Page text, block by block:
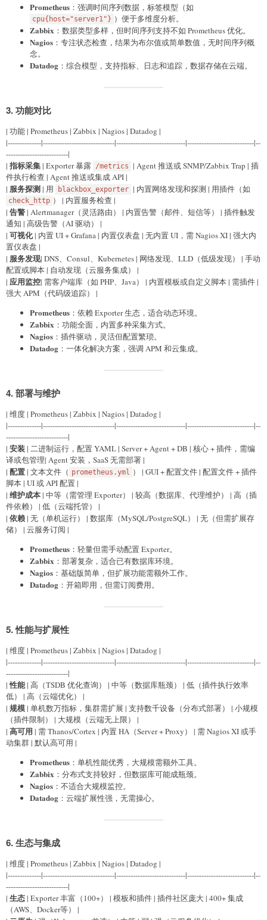
Prometheus ：强调时间序列数据，标签模型（如
cpu{host="server1"} ）便于多维度分析。
Zabbix ：数据类型多样，但时间序列支持不如 Prometheus 优化。
Nagios ：专注状态检查，结果为布尔值或简单数值，无时间序列概
念。
Datadog ：综合模型，支持指标、日志和追踪，数据存储在云端。
3.功能对比
| 功能 | Prometheus | Zabbix | Nagios | Datadog |
|--------------|------------------------------|-----------------------------|----------------------------|--
--------------------------|
| 指标采集| Exporter 暴露 /metrics | Agent 推送或 SNMP/Zabbix Trap | 插
件执行检查 | Agent 推送或集成 API |
| 服务探测| 用 blackbox_exporter | 内置网络发现和探测 | 用插件（如
check_http ） | 内置服务检查 |
| 告警| Alertmanager（灵活路由） | 内置告警（邮件、短信等） | 插件触发
通知 | 高级告警（AI 驱动） |
| 可视化| 内置 UI + Grafana | 内置仪表盘 | 无内置 UI，需 Nagios XI | 强大内
置仪表盘 |
| 服务发现| DNS、Consul、Kubernetes | 网络发现、LLD（低级发现） | 手动
配置或脚本 | 自动发现（云服务集成） |
| 应用监控| 需客户端库（如 PHP、Java） | 内置模板或自定义脚本 | 需插件 |
强大 APM（代码级追踪） |
Prometheus ：依赖 Exporter 生态，适合动态环境。
Zabbix ：功能全面，内置多种采集方式。
Nagios ：插件驱动，灵活但配置繁琐。
Datadog ：一体化解决方案，强调 APM 和云集成。
4.部署与维护
| 维度 | Prometheus | Zabbix | Nagios | Datadog |
|--------------|------------------------------|-----------------------------|----------------------------|--
--------------------------|
| 安装| 二进制运行，配置 YAML | Server + Agent + DB | 核心 + 插件，需编
译或包管理| Agent 安装，SaaS 无需部署 |
| 配置| 文本文件（ prometheus.yml ） | GUI + 配置文件 | 配置文件 + 插件
脚本 | UI 或 API 配置 |
| 维护成本| 中等（需管理 Exporter） | 较高（数据库、代理维护） | 高（插
件依赖） | 低（云端托管） |
| 依赖| 无（单机运行） | 数据库（MySQL/PostgreSQL） | 无（但需扩展存
储） | 云服务订阅 |
Prometheus ：轻量但需手动配置 Exporter。
Zabbix ：部署复杂，适合已有数据库环境。
Nagios ：基础版简单，但扩展功能需额外工作。
Datadog ：开箱即用，但需订阅费用。
5.性能与扩展性
| 维度 | Prometheus | Zabbix | Nagios | Datadog |
|--------------|------------------------------|-----------------------------|----------------------------|--
--------------------------|
|性能| 高（TSDB 优化查询） | 中等（数据库瓶颈） | 低（插件执行效率
低） | 高（云端优化） |
| 规模| 单机数万指标，集群需扩展 | 支持数千设备（分布式部署） | 小规模
（插件限制） | 大规模（云端无上限） |
| 高可用 | 需 Thanos/Cortex | 内置 HA（Server + Proxy） | 需 Nagios XI 或手
动集群 | 默认高可用 |
Prometheus ：单机性能优秀，大规模需额外工具。
Zabbix ：分布式支持较好，但数据库可能成瓶颈。
Nagios ：不适合大规模监控。
Datadog ：云端扩展性强，无需操心。
6.生态与集成
| 维度 | Prometheus | Zabbix | Nagios | Datadog |
|--------------|------------------------------|-----------------------------|----------------------------|--
--------------------------|
| 生态| Exporter 丰富（100+） | 模板和插件 | 插件社区庞大 | 400+ 集成
（AWS、Docker等） |